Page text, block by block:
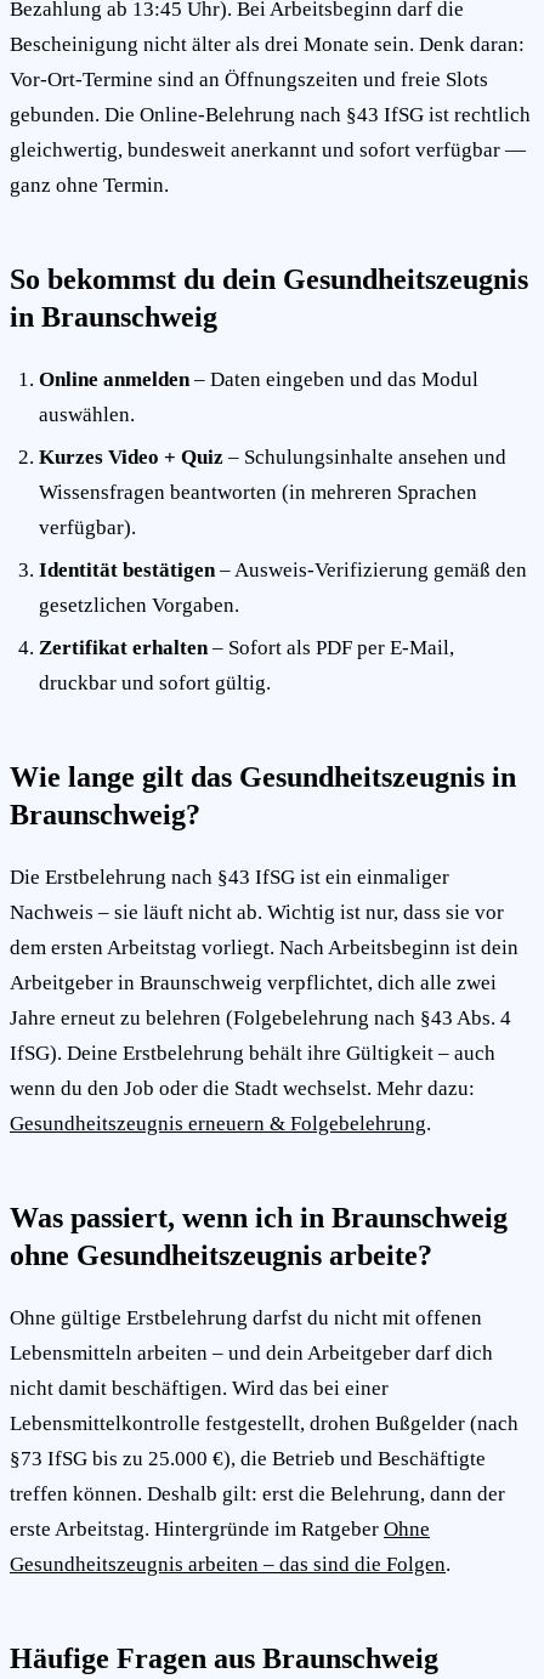
Bezahlung ab 13:45 Uhr). Bei Arbeitsbeginn darf die
Bescheinigung nicht älter als drei Monate sein. Denk daran:
Vor-Ort-Termine sind an Öffnungszeiten und freie Slots
gebunden. Die Online-Belehrung nach §43 IfSG ist rechtlich
gleichwertig, bundesweit anerkannt und sofort verfügbar —
ganz ohne Termin.
So bekommst du dein Gesundheitszeugnis
in Braunschweig
Online anmelden– Daten eingeben und das Modul
auswählen.
Kurzes Video + Quiz – Schulungsinhalte ansehen und
Wissensfragen beantworten (in mehreren Sprachen
verfügbar).
Identität bestätigen– Ausweis-Verifizierung gemäß den
gesetzlichen Vorgaben.
Zertifikat erhalten – Sofort als PDF per E-Mail,
druckbar und sofort gültig.
Wie lange gilt das Gesundheitszeugnis in
Braunschweig?
Die Erstbelehrung nach §43 IfSG ist ein einmaliger
Nachweis – sie läuft nicht ab. Wichtig ist nur, dass sie vor
dem ersten Arbeitstag vorliegt. Nach Arbeitsbeginn ist dein
Arbeitgeber in Braunschweig verpflichtet, dich alle zwei
Jahre erneut zu belehren (Folgebelehrung nach §43 Abs. 4
IfSG). Deine Erstbelehrung behält ihre Gültigkeit – auch
wenn du den Job oder die Stadt wechselst. Mehr dazu:
Gesundheitszeugnis erneuern & Folgebelehrung.
Was passiert, wenn ich in Braunschweig
ohne Gesundheitszeugnis arbeite?
Ohne gültige Erstbelehrung darfst du nicht mit offenen
Lebensmitteln arbeiten – und dein Arbeitgeber darf dich
nicht damit beschäftigen. Wird das bei einer
Lebensmittelkontrolle festgestellt, drohen Bußgelder (nach
§73 IfSG bis zu 25.000 €), die Betrieb und Beschäftigte
treffen können. Deshalb gilt: erst die Belehrung, dann der
erste Arbeitstag. Hintergründe im Ratgeber Ohne
Gesundheitszeugnis arbeiten – das sind die Folgen.
Häufige Fragen aus Braunschweig